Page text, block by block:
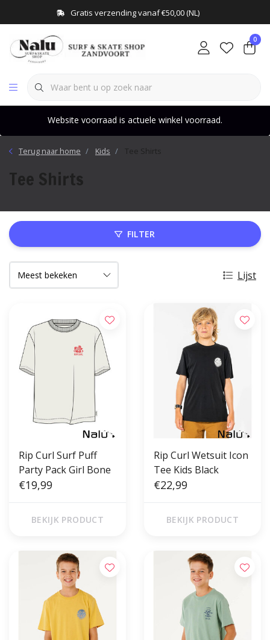
Gratis verzending vanaf €50,00 (NL)
0
Website voorraad is actuele winkel voorraad.
Terug naar home Kids Tee Shirts
Tee Shirts
FILTER
Lijst
Rip Curl Surf Puff
Party Pack Girl Bone
€19,99
BEKIJK PRODUCT
Rip Curl Wetsuit Icon
Tee Kids Black
€22,99
BEKIJK PRODUCT